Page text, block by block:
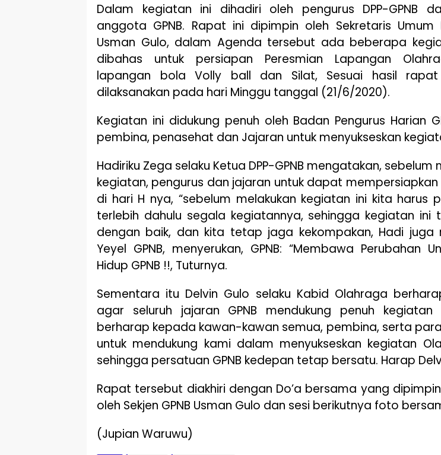
Dalam kegiatan ini dihadiri oleh pengurus DPP-GPNB
anggota GPNB. Rapat ini dipimpin oleh Sekretaris Umum
Usman Gulo, dalam Agenda tersebut ada beberapa
dibahas untuk persiapan Peresmian Lapangan
lapangan bola Volly ball dan Silat, Sesuai hasil
dilaksanakan pada hari Minggu tanggal (21/6/2020).
Kegiatan ini didukung penuh oleh Badan Pengurus Harian
pembina, penasehat dan Jajaran untuk menyukseskan
Hadiriku Zega selaku Ketua DPP-GPNB mengatakan, sebelum
kegiatan, pengurus dan jajaran untuk dapat mempersiapkan
di hari H nya, “sebelum melakukan kegiatan ini kita harus
terlebih dahulu segala kegiatannya, sehingga kegiatan ini
dengan baik, dan kita tetap jaga kekompakan, Hadi juga
Yeyel GPNB, menyerukan, GPNB: “Membawa Perubahan
Hidup GPNB !!, Tuturnya.
Sementara itu Delvin Gulo selaku Kabid Olahraga
agar seluruh jajaran GPNB mendukung penuh kegiatan
berharap kepada kawan-kawan semua, pembina, serta
untuk mendukung kami dalam menyukseskan kegiatan
sehingga persatuan GPNB kedepan tetap bersatu. Harap
Rapat tersebut diakhiri dengan Do’a bersama yang
oleh Sekjen GPNB Usman Gulo dan sesi berikutnya foto
(Jupian Waruwu)